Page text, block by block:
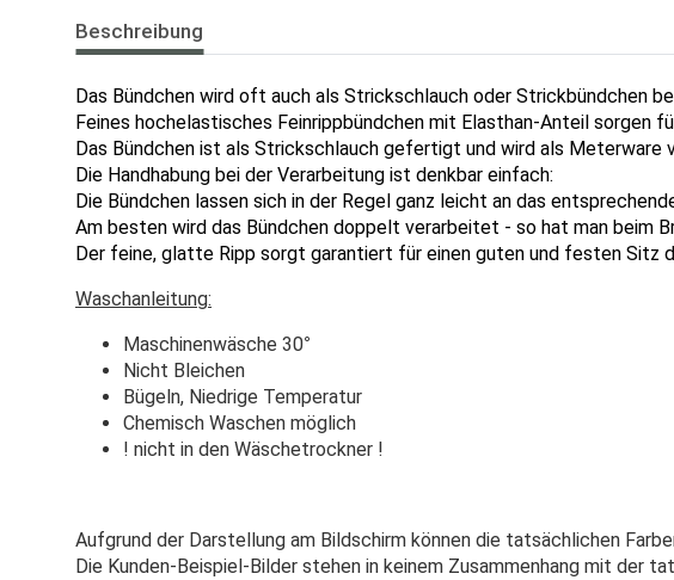
Beschreibung
Das Bündchen wird oft auch als Strickschlauch oder Strickbündchen
Feines hochelastisches Feinrippbündchen mit Elasthan-Anteil sorgen
Das Bündchen ist als Strickschlauch gefertigt und wird als Meterware
Die Handhabung bei der Verarbeitung ist denkbar einfach:
Die Bündchen lassen sich in der Regel ganz leicht an das
Am besten wird das Bündchen doppelt verarbeitet - so hat man beim
Der feine, glatte Ripp sorgt garantiert für einen guten und festen Sitz
Waschanleitung:
Maschinenwäsche 30°
Nicht Bleichen
Bügeln, Niedrige Temperatur
Chemisch Waschen möglich
! nicht in den Wäschetrockner !
Aufgrund der Darstellung am Bildschirm können die tatsächlichen
Die Kunden-Beispiel-Bilder stehen in keinem Zusammenhang mit der